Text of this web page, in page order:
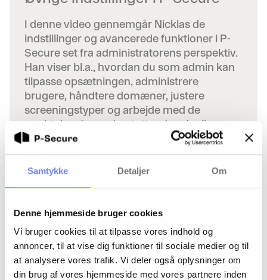
Samtykke Detaljer Om
Denne hjemmeside bruger cookies
Vi bruger cookies til at tilpasse vores indhold og
annoncer, til at vise dig funktioner til sociale medier og til
at analysere vores trafik. Vi deler også oplysninger om
din brug af vores hjemmeside med vores partnere inden
I denne video gennemgår Nicklas de
indstillinger og avancerede funktioner i P-
Secure set fra administratorens perspektiv.
Han viser bl.a., hvordan du som admin kan
tilpasse opsætningen, administrere
brugere, håndtere domæner, justere
screeningstyper og arbejde med de
værktøjer, der understøtter den daglige
drift.